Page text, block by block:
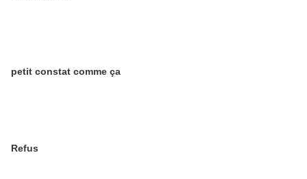
petit constat comme ça
Refus